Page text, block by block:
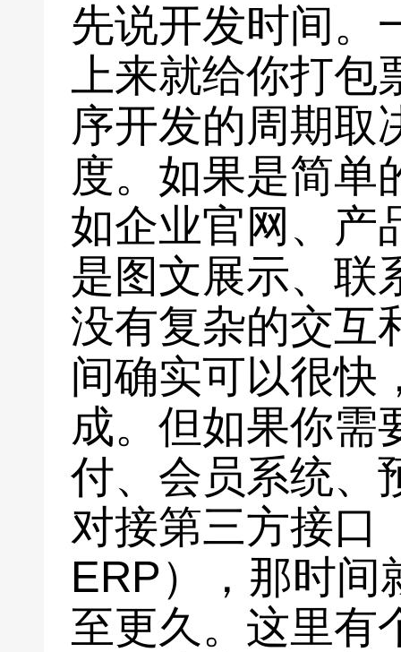
先说开发时间。
上来就给你打包
序开发的周期取
度。如果是简单
如企业官网、产
是图文展示、联
没有复杂的交互
间确实可以很快
成。但如果你需
付、会员系统、
对接第三方接口
ERP），那时间
至更久。这里有